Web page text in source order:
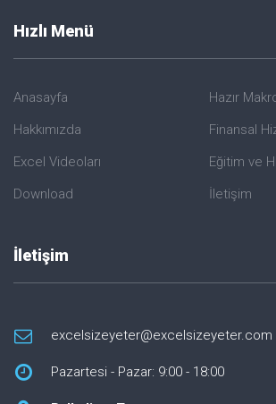
Hızlı Menü
Anasayfa
Hakkımızda
Excel Videoları
Download
Hazır
Finansal
Eğitim ve
İletişim
İletişim
excelsizeyeter@excelsizeyeter.com
Pazartesi - Pazar: 9:00 - 18:00